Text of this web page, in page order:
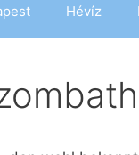
Hévíz